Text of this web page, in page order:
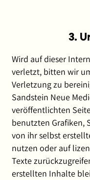
3.
Wird auf dieser
verletzt, bitten wir
Verletzung zu
Sandstein Neue
veröffentlichten
benutzten Grafiken,
von ihr selbst
nutzen oder auf
Texte
erstellten Inhalte